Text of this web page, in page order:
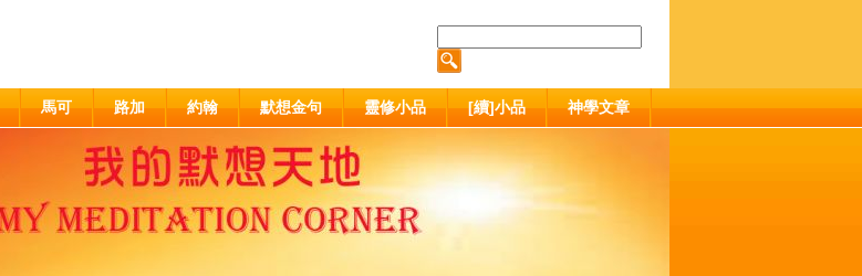
馬可 路加 約翰 默想金句 靈修小品 [續]小品 神學文章